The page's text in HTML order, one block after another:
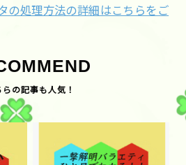
の処理方法の詳細はこちらをご